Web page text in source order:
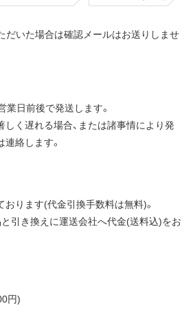
だいた場合は確認メールはお送りしませ
業日前後で発送します。
く遅れる場合、または諸事情により発
絡します。
ります(代金引換手数料は無料)。
引き換えに運送会社へ代金(送料込)をお
円)